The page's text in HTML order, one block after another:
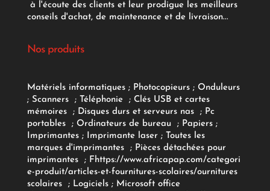
à l'écoute des clients et leur prodigue les meilleurs
conseils d'achat, de maintenance et de livraison...
Nos produits
Matériels informatiques; Photocopieurs; Onduleurs
; Scanners ; Téléphonie ; Clés USB et cartes
mémoires
; Disques durs et serveurs nas ; Pc
portables
; Ordinateurs de bureau ; Papiers;
Imprimantes;Imprimante laser; Toutes les
marques d'imprimantes
; Pièces détachées pour
imprimantes
; Fhttps://www.africapap.com/categori
e-produit/articles-et-fournitures-scolaires/ournitures
scolaires; Logiciels ; Microsoft office